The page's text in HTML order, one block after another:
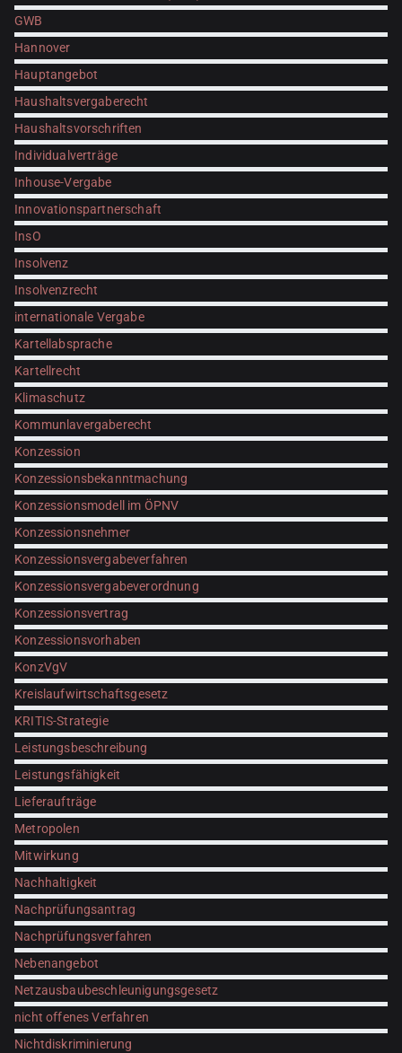
GWB
Hannover
Hauptangebot
Haushaltsvergaberecht
Haushaltsvorschriften
Individualverträge
Inhouse-Vergabe
Innovationspartnerschaft
InsO
Insolvenz
Insolvenzrecht
internationale Vergabe
Kartellabsprache
Kartellrecht
Klimaschutz
Kommunlavergaberecht
Konzession
Konzessionsbekanntmachung
Konzessionsmodell im ÖPNV
Konzessionsnehmer
Konzessionsvergabeverfahren
Konzessionsvergabeverordnung
Konzessionsvertrag
Konzessionsvorhaben
KonzVgV
Kreislaufwirtschaftsgesetz
KRITIS-Strategie
Leistungsbeschreibung
Leistungsfähigkeit
Lieferaufträge
Metropolen
Mitwirkung
Nachhaltigkeit
Nachprüfungsantrag
Nachprüfungsverfahren
Nebenangebot
Netzausbaubeschleunigungsgesetz
nicht offenes Verfahren
Nichtdiskriminierung